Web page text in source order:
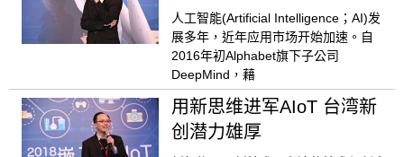
人工智能(Artificial Intelligence；AI)发
展多年，近年应用市场开始加速。自
2016年初Alphabet旗下子公司
DeepMind，藉
用新思维进军AIoT 台湾新
创潜力雄厚